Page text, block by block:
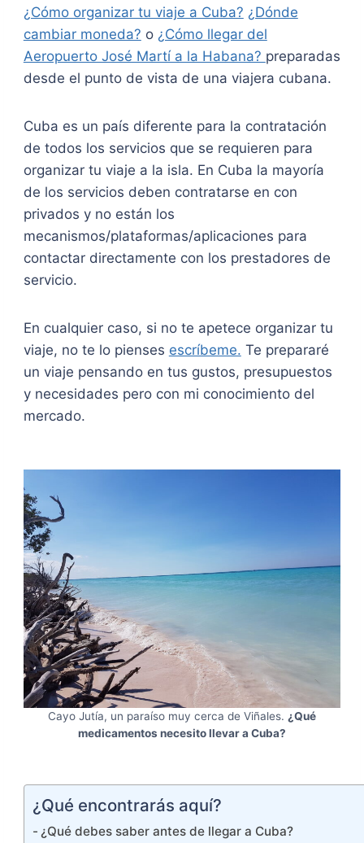
¿Cómo organizar tu viaje a Cuba? ¿Dónde
cambiar moneda? o ¿Cómo llegar del
Aeropuerto José Martí a la Habana? preparadas
desde el punto de vista de una viajera cubana.
Cuba es un país diferente para la contratación
de todos los servicios que se requieren para
organizar tu viaje a la isla. En Cuba la mayoría
de los servicios deben contratarse en con
privados y no están los
mecanismos/plataformas/aplicaciones para
contactar directamente con los prestadores de
servicio.
En cualquier caso, si no te apetece organizar tu
viaje, no te lo pienses escríbeme. Te prepararé
un viaje pensando en tus gustos, presupuestos
y necesidades pero con mi conocimiento del
mercado.
Cayo Jutía, un paraíso muy cerca de Viñales. ¿Qué
medicamentos necesito llevar a Cuba?
¿Qué encontrarás aquí?
¿Qué debes saber antes de llegar a Cuba?